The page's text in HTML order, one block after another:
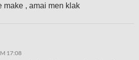
make , amai men klak
17:08